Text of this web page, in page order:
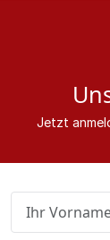
Jetzt